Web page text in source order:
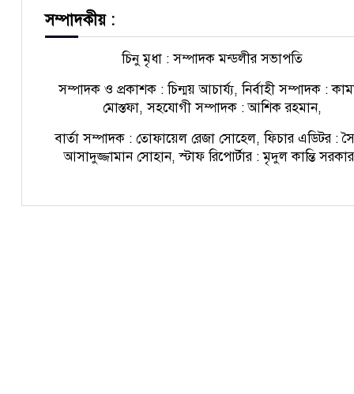
সম্পাদকীয় :
চিনু মৃধা : সম্পাদক মন্ডলীর সভাপতি
সম্পাদক ও প্রকাশক : চিন্ময় আচার্য্য, নির্বাহী সম্পাদক :
মোস্তফা, সহযোগী সম্পাদক : আশিক রহমান,
বার্তা সম্পাদক : তোফায়েল রেজা সোহেল, ফিচার এডিটর :
আসাদুজ্জামান সোহান, স্টাফ রিপোর্টার : মৃদুল কান্তি